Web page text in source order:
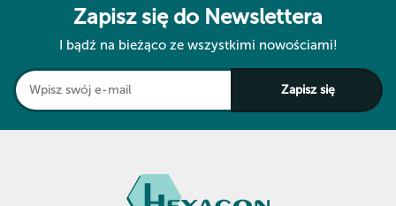
Zapisz się do Newslettera
I bądź na bieżąco ze wszystkimi nowościami!